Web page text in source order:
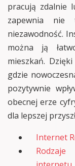
pracują zdalnie
zapewnia nie
niezawodność.
można ją
mieszkań.
gdzie
pozytywnie
obecnej erze
dla lepszej
Internet